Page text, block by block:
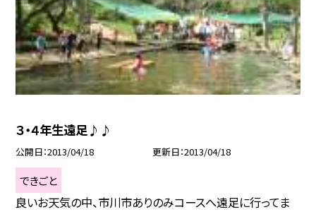
３・４年生遠足♪♪
公開日 2013/04/18 更新日 2013/04/18
できごと
良いお天気の中、市川市ありのみコースへ遠足に行ってま